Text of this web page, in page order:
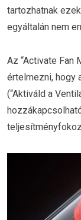
tartozhatnak
egyáltalán nem
Az “Activate Fan
értelmezni, hogy
(“Aktiváld a